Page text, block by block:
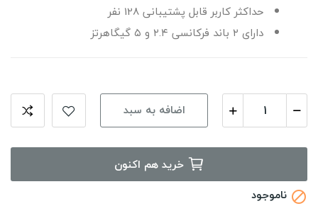
حداکثر کاربر قابل پشتیبانی 128 نفر
دارای ۲ باند فرکانسی ۲.۴ و ۵ گیگاهرتز
اضافه به سبد
خرید هم اکنون
 ناموجود